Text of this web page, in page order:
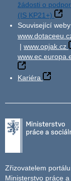
žádosti o
(IS KP21+)
Související
| www.opjak.cz
Kariéra
Zřizovatelem
Ministerstvo práce